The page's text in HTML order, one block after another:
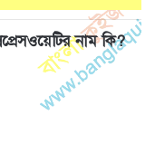
নাম কি?